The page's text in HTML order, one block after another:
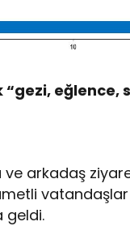
“gezi,
arkadaş
geldi.